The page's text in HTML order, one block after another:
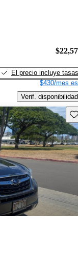
El precio incluye tasas
$430/mes
Verif. disponibilidad